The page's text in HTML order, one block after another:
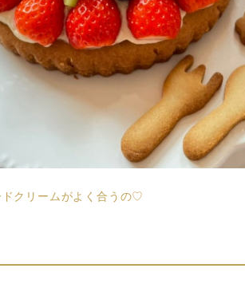
クリームがよく合うの♡